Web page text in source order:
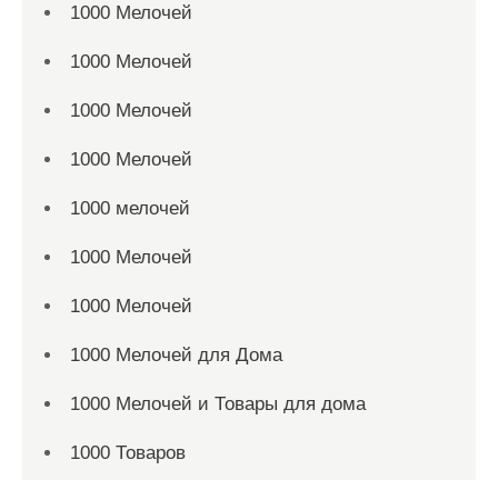
1000 Мелочей
1000 Мелочей
1000 Мелочей
1000 Мелочей
1000 мелочей
1000 Мелочей
1000 Мелочей
1000 Мелочей для Дома
1000 Мелочей и Товары для дома
1000 Товаров